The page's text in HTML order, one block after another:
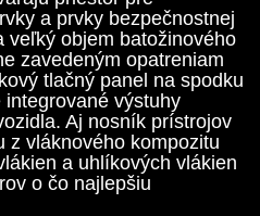
a prvky bezpečnostnej
veľký objem batožinového
zavedeným opatreniam
tlačný panel na spodku
výstuhy
Aj nosník prístrojov
z vláknového kompozitu
a uhlíkových vlákien
o čo najlepšiu